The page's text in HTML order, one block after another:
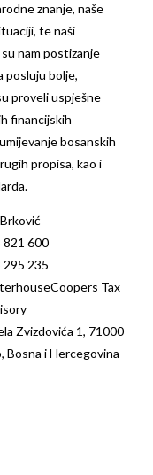
znanje, naše
te naši
nam postizanje
posluju bolje,
proveli uspješne
financijskih
bosanskih
propisa, kao i
821 600
295 235
Tax
Zvizdovića 1, 71000
Bosna i Hercegovina